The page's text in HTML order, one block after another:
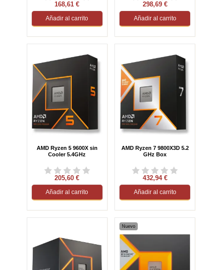
168,61 €
Añadir al carrito
298,69 €
Añadir al carrito
AMD Ryzen 5 9600X sin
Cooler 5.4GHz
205,60 €
Añadir al carrito
AMD Ryzen 7 9800X3D 5.2
GHz Box
432,94 €
Añadir al carrito
Nuevo